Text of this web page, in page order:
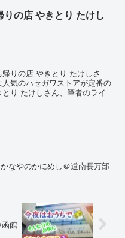
りの店 やきとり たけし
りの店 やきとり たけしさ
気のハセガワストアが定番の
り たけしさん、筆者のライ
なやのかにめし＠道南長万部
館